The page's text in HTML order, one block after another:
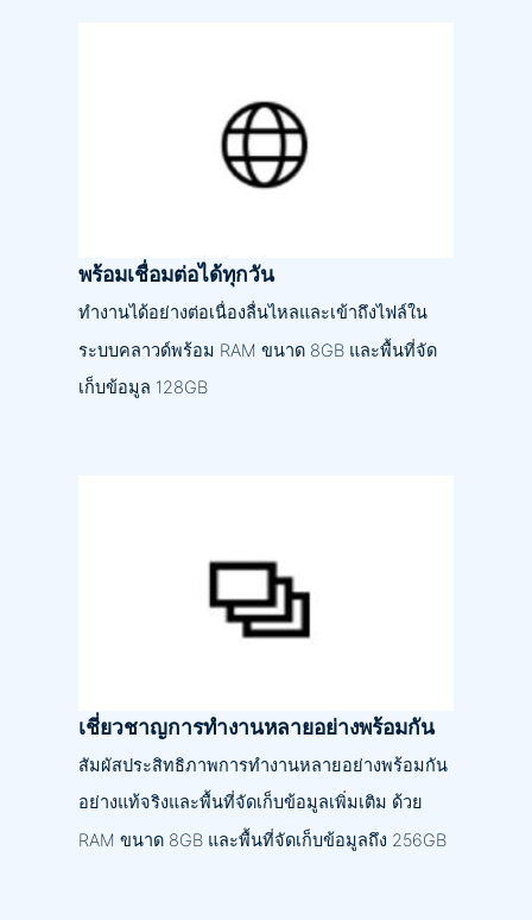
พร้อมเชื่อมต่อได้ทุกวัน
ทำงานได้อย่างต่อเนื่องลื่นไหลและเข้าถึงไฟล์ใน
ระบบคลาวด์พร้อม RAM ขนาด 8GB และพื้นที่จัด
เก็บข้อมูล 128GB
เชี่ยวชาญการทำงานหลายอย่างพร้อมกัน
สัมผัสประสิทธิภาพการทำงานหลายอย่างพร้อมกัน
อย่างแท้จริงและพื้นที่จัดเก็บข้อมูลเพิ่มเติม ด้วย
RAM ขนาด 8GB และพื้นที่จัดเก็บข้อมูลถึง 256GB